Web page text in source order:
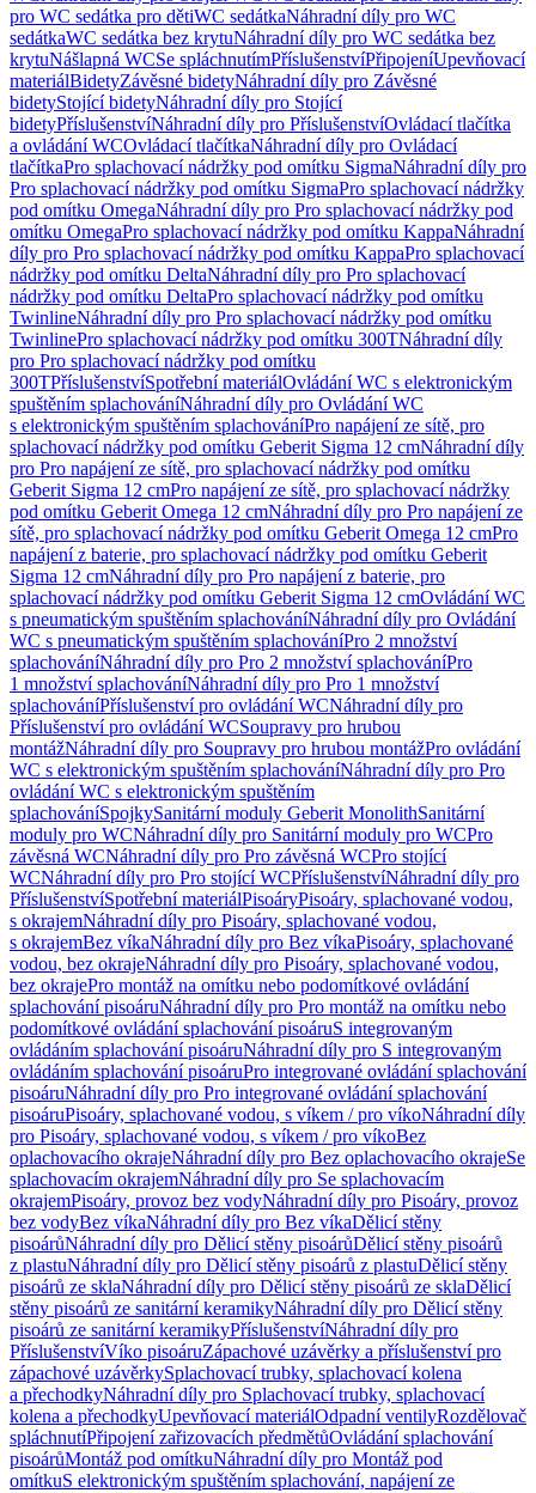
pro WC sedátka pro dětiWC sedátkaNáhradní díly pro WC
sedátkaWC sedátka bez krytuNáhradní díly pro WC sedátka bez
krytuNášlapná WCSe spláchnutímPříslušenstvíPřipojeníUpevňovací
materiálBidetyZávěsné bidetyNáhradní díly pro Závěsné
bidetyStojící bidetyNáhradní díly pro Stojící
bidetyPříslušenstvíNáhradní díly pro PříslušenstvíOvládací tlačítka
a ovládání WCOvládací tlačítkaNáhradní díly pro Ovládací
tlačítkaPro splachovací nádržky pod omítku SigmaNáhradní díly pro
Pro splachovací nádržky pod omítku SigmaPro splachovací nádržky
pod omítku OmegaNáhradní díly pro Pro splachovací nádržky pod
omítku OmegaPro splachovací nádržky pod omítku KappaNáhradní
díly pro Pro splachovací nádržky pod omítku KappaPro splachovací
nádržky pod omítku DeltaNáhradní díly pro Pro splachovací
nádržky pod omítku DeltaPro splachovací nádržky pod omítku
TwinlineNáhradní díly pro Pro splachovací nádržky pod omítku
TwinlinePro splachovací nádržky pod omítku 300TNáhradní díly
pro Pro splachovací nádržky pod omítku
300TPříslušenstvíSpotřební materiálOvládání WC s elektronickým
spuštěním splachováníNáhradní díly pro Ovládání WC
s elektronickým spuštěním splachováníPro napájení ze sítě, pro
splachovací nádržky pod omítku Geberit Sigma 12 cmNáhradní díly
pro Pro napájení ze sítě, pro splachovací nádržky pod omítku
Geberit Sigma 12 cmPro napájení ze sítě, pro splachovací nádržky
pod omítku Geberit Omega 12 cmNáhradní díly pro Pro napájení ze
sítě, pro splachovací nádržky pod omítku Geberit Omega 12 cmPro
napájení z baterie, pro splachovací nádržky pod omítku Geberit
Sigma 12 cmNáhradní díly pro Pro napájení z baterie, pro
splachovací nádržky pod omítku Geberit Sigma 12 cmOvládání WC
s pneumatickým spuštěním splachováníNáhradní díly pro Ovládání
WC s pneumatickým spuštěním splachováníPro 2 množství
splachováníNáhradní díly pro Pro 2 množství splachováníPro
1 množství splachováníNáhradní díly pro Pro 1 množství
splachováníPříslušenství pro ovládání WCNáhradní díly pro
Příslušenství pro ovládání WCSoupravy pro hrubou
montážNáhradní díly pro Soupravy pro hrubou montážPro ovládání
WC s elektronickým spuštěním splachováníNáhradní díly pro Pro
ovládání WC s elektronickým spuštěním
splachováníSpojkySanitární moduly Geberit MonolithSanitární
moduly pro WCNáhradní díly pro Sanitární moduly pro WCPro
závěsná WCNáhradní díly pro Pro závěsná WCPro stojící
WCNáhradní díly pro Pro stojící WCPříslušenstvíNáhradní díly pro
PříslušenstvíSpotřební materiálPisoáryPisoáry, splachované vodou,
s okrajemNáhradní díly pro Pisoáry, splachované vodou,
s okrajemBez víkaNáhradní díly pro Bez víkaPisoáry, splachované
vodou, bez okrajeNáhradní díly pro Pisoáry, splachované vodou,
bez okrajePro montáž na omítku nebo podomítkové ovládání
splachování pisoáruNáhradní díly pro Pro montáž na omítku nebo
podomítkové ovládání splachování pisoáruS integrovaným
ovládáním splachování pisoáruNáhradní díly pro S integrovaným
ovládáním splachování pisoáruPro integrované ovládání splachování
pisoáruNáhradní díly pro Pro integrované ovládání splachování
pisoáruPisoáry, splachované vodou, s víkem / pro víkoNáhradní díly
pro Pisoáry, splachované vodou, s víkem / pro víkoBez
oplachovacího okrajeNáhradní díly pro Bez oplachovacího okrajeSe
splachovacím okrajemNáhradní díly pro Se splachovacím
okrajemPisoáry, provoz bez vodyNáhradní díly pro Pisoáry, provoz
bez vodyBez víkaNáhradní díly pro Bez víkaDělicí stěny
pisoárůNáhradní díly pro Dělicí stěny pisoárůDělicí stěny pisoárů
z plastuNáhradní díly pro Dělicí stěny pisoárů z plastuDělicí stěny
pisoárů ze sklaNáhradní díly pro Dělicí stěny pisoárů ze sklaDělicí
stěny pisoárů ze sanitární keramikyNáhradní díly pro Dělicí stěny
pisoárů ze sanitární keramikyPříslušenstvíNáhradní díly pro
PříslušenstvíVíko pisoáruZápachové uzávěrky a příslušenství pro
zápachové uzávěrkySplachovací trubky, splachovací kolena
a přechodkyNáhradní díly pro Splachovací trubky, splachovací
kolena a přechodkyUpevňovací materiálOdpadní ventilyRozdělovač
spláchnutíPřipojení zařizovacích předmětůOvládání splachování
pisoárůMontáž pod omítkuNáhradní díly pro Montáž pod
omítkuS elektronickým spuštěním splachování, napájení ze